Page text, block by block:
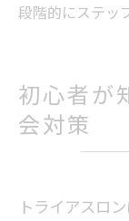
段階的にステッ
初心者が
会対策
トライアスロ